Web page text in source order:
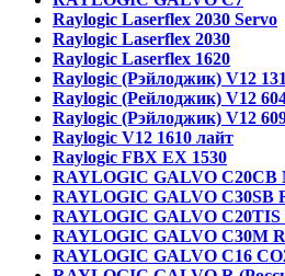
Raylogic Laserflex 2030 Servo
Raylogic Laserflex 2030
Raylogic Laserflex 1620
Raylogic (Рэйлоджик) V12
Raylogic (Рейлоджик) V12
Raylogic (Рэйлоджик) V12
Raylogic V12 1610 лайт
Raylogic FBX EX 1530
RAYLOGIC GALVO С20CB
RAYLOGIC GALVO С30SB
RAYLOGIC GALVO C20TIS
RAYLOGIC GALVO С30M
RAYLOGIC GALVO С16